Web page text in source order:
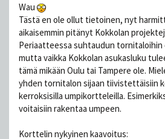
Wau
Tästä en ole ollut tietoinen, nyt
aikaisemmin pitänyt Kokkolan
Periaatteessa suhtaudun
mutta vaikka Kokkolan asukasluku
tämä mikään Oulu tai Tampere ole.
yhden tornitalon sijaan tiivistettäisiin
kerroksisilla umpikortteleilla.
voitaisiin rakentaa umpeen.
Korttelin nykyinen kaavoitus: